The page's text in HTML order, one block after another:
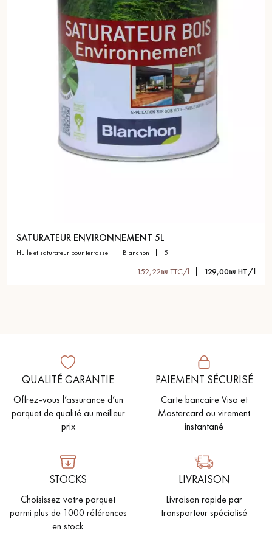
pas dans le choix et la pose de votre parquet.
Un expert Décoplus Parquets vous appelle
Obtenez un devis gratuit !
SATURATEUR ENVIRONNEMENT 5L
huile et saturateur pour terrasse blanchon 5l
152,22₪ TTC/l 129,00₪ HT/l
QUALITÉ GARANTIE
Offrez-vous l’assurance d’un
parquet de qualité au meilleur
prix
PAIEMENT SÉCURISÉ
Carte bancaire Visa et
Mastercard ou virement
instantané
STOCKS
Choisissez votre parquet
parmi plus de 1000 références
en stock
LIVRAISON
Livraison rapide par
transporteur spécialisé